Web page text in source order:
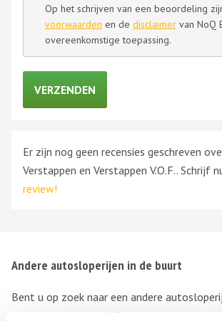
Op het schrijven van een beoordeling
voorwaarden en de disclaimer van NoQ
overeenkomstige toepassing.
Er zijn nog geen recensies geschreven
Verstappen en Verstappen V.O.F.. Schrijf
review!
Andere autosloperijen in de buurt
Bent u op zoek naar een andere
autodemontagebedrijf in de buurt van